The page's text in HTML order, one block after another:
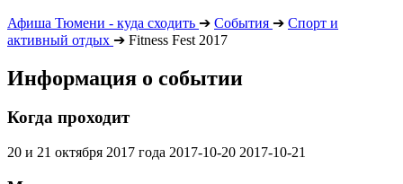
Афиша Тюмени - куда сходить ➔ События ➔ Спорт и
активный отдых ➔ Fitness Fest 2017
Информация о событии
Когда проходит
20 и 21 октября 2017 года 2017-10-20 2017-10-21